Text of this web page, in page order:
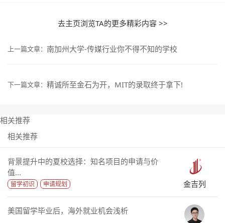
去主页浏览TA的更多精彩内容 >>
上一篇文章： 南加州大学-传媒行业你不得不知的学校
下一篇文章： 精诚所至金石为开，MIT的录取终于拿下!
相关推荐
相关推荐
背景提升中的夏校选择：知名项目的申请与价
值...
留学初识 申请规划 金吉列
美国留学毕业后，海外就业机会浅析